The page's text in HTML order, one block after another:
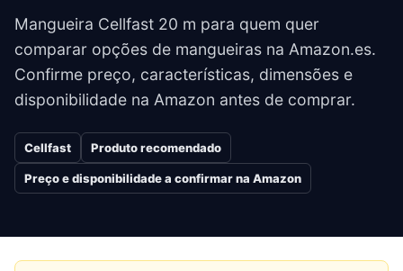
Mangueira Cellfast 20 m para quem quer
comparar opções de mangueiras na Amazon.es.
Confirme preço, características, dimensões e
disponibilidade na Amazon antes de comprar.
Cellfast Produto recomendado
Preço e disponibilidade a confirmar na Amazon